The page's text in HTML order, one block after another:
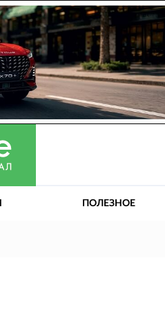
ПОЛЕЗНОЕ